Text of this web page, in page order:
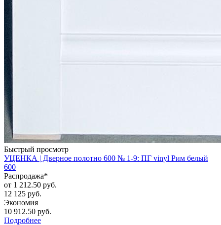
Быстрый просмотр
УЦЕНКА | Дверное полотно 600 № 1-9: ПГ vinyl Рим белый
600
Распродажа*
от 1 212.50 руб.
12 125 руб.
Экономия
10 912.50 руб.
Подробнее